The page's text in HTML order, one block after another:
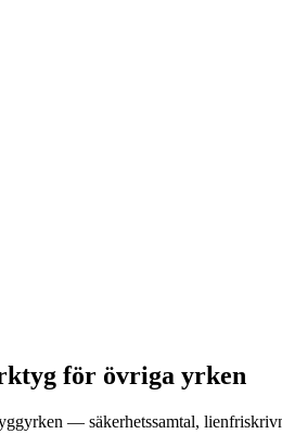
för övriga yrken
— säkerhetssamtal,